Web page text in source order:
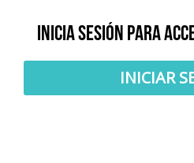
Inicia sesión para
INICIAR